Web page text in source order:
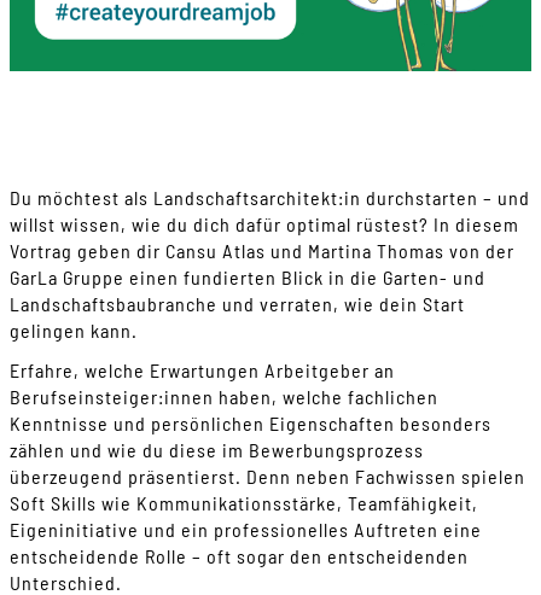
Du möchtest als Landschaftsarchitekt:in durchstarten – und
willst wissen, wie du dich dafür optimal rüstest? In diesem
Vortrag geben dir Cansu Atlas und Martina Thomas von der
GarLa Gruppe einen fundierten Blick in die Garten- und
Landschaftsbaubranche und verraten, wie dein Start
gelingen kann.
Erfahre, welche Erwartungen Arbeitgeber an
Berufseinsteiger:innen haben, welche fachlichen
Kenntnisse und persönlichen Eigenschaften besonders
zählen und wie du diese im Bewerbungsprozess
überzeugend präsentierst. Denn neben Fachwissen spielen
Soft Skills wie Kommunikationsstärke, Teamfähigkeit,
Eigeninitiative und ein professionelles Auftreten eine
entscheidende Rolle – oft sogar den entscheidenden
Unterschied.